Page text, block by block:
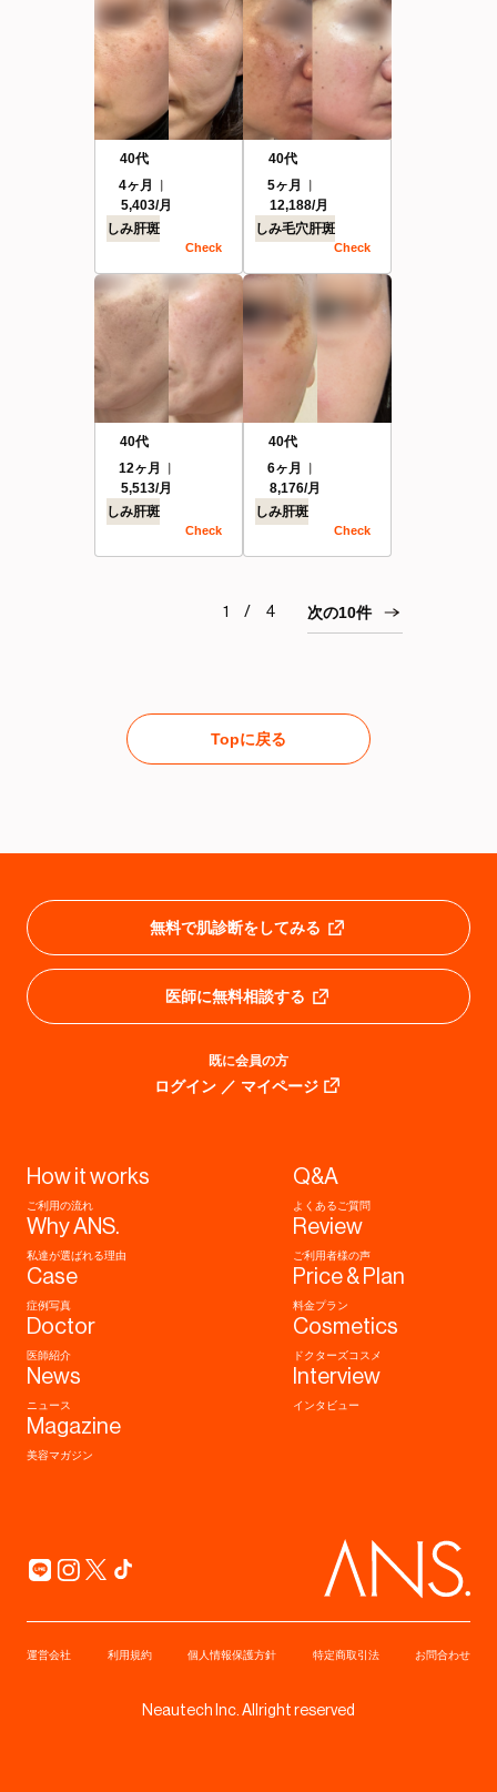
赤ニキビ (102)
黄ニキビ (15)
白ニキビ (52)
ニキビ痕 (49)
しみ (46)
肝斑 (52)
くすみ (18)
毛穴 (25)
エイジング (7)
その他 (0)
30代
70代以上
40代
4ヶ月
5,403/月
しみ肝斑
Check
40代
5ヶ月
12,188/月
しみ毛穴肝斑
Check
40代
12ヶ月
5,513/月
しみ肝斑
Check
40代
6ヶ月
8,176/月
しみ肝斑
Check
1 / 4 次の10件
Topに戻る
無料で肌診断をしてみる
医師に無料相談する
既に会員の方
ログイン ／ マイページ
How it works
ご利用の流れ
Q&A
よくあるご質問
Why ANS.
私達が選ばれる理由
Review
ご利用者様の声
Case
症例写真
Price & Plan
料金プラン
Doctor
医師紹介
Cosmetics
ドクターズコスメ
News
ニュース
Interview
インタビュー
Magazine
美容マガジン
運営会社 利用規約 個人情報保護方針 特定商取引法 お問合わせ
Neautech Inc. Allright reserved